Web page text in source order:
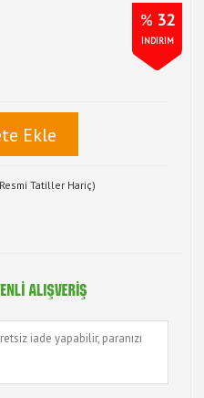
% 32
İNDİRİM
Ekle
Tatiller Hariç)
iade yapabilir, paranızı